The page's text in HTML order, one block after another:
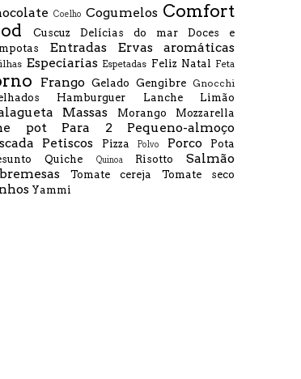
Coelho Cogumelos Comfort
Cuscuz Delícias do mar
Doces e
Entradas Ervas aromáticas
Especiarias Espetadas Feliz Natal Feta
Frango Gelado Gengibre Gnocchi
Hamburguer Lanche Limão
Massas Morango Mozzarella
pot Para 2
Pequeno-almoço
Petiscos Pizza Polvo Porco
Pota
Quiche Quinoa Risotto
Salmão
Tomate cereja Tomate seco
Yammi